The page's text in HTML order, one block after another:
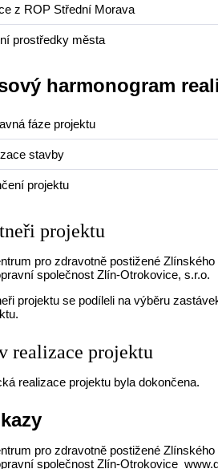
z ROP Střední Morava
prostředky města
harmonogram
fáze projektu
stavby
projektu
projektu
pro zdravotně postižené Zlínského
společnost Zlín-Otrokovice, s.r.o.
projektu se podíleli na výběru
realizace projektu
realizace projektu byla dokončena.
pro zdravotně postižené
společnost Zlín-Otrokovice